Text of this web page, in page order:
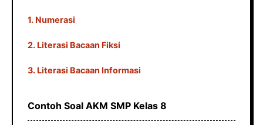
1. Numerasi
2. Literasi Bacaan Fiksi
3. Literasi Bacaan Informasi
Contoh Soal AKM SMP Kelas 8